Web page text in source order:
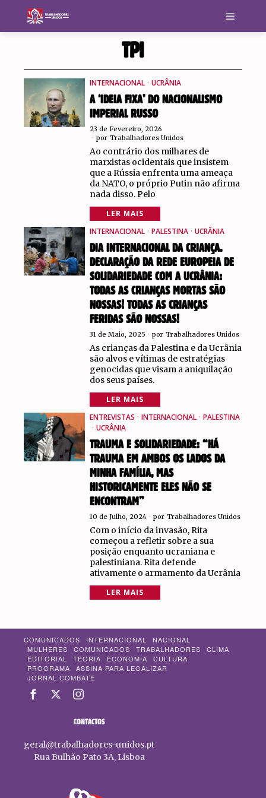
TPI
INTERNACIONAL · UCRÂNIA
A ‘IDEIA FIXA’ DO NACIONALISMO
IMPERIAL RUSSO
23 de Fevereiro, 2026
por Trabalhadores Unidos
Ao contrário dos milhares de
marxistas ocidentais que insistem
que a Rússia enfrenta uma ameaça
da NATO, o próprio Putin não afirma
nada disso. Pelo
LER MAIS
INTERNACIONAL · PALESTINA · UCRÂNIA
DIA INTERNACIONAL DA CRIANÇA.
DECLARAÇÃO DA REDE EUROPEIA DE
SOLIDARIEDADE COM A UCRÂNIA:
TODAS AS CRIANÇAS MORTAS SÃO
NOSSAS! TODAS AS CRIANÇAS
FERIDAS SÃO NOSSAS!
31 de Maio, 2025 por Trabalhadores Unidos
As crianças da Palestina e da Ucrânia
são alvos e vítimas de estratégias
genocidas que visam a aniquilação
dos seus países.
LER MAIS
ENTREVISTAS · INTERNACIONAL · PALESTINA
· UCRÂNIA
TRAUMA E SOLIDARIEDADE: “HÁ
TRAUMA EM AMBOS OS LADOS DA
MINHA FAMÍLIA, MAS
HISTORICAMENTE ELES NÃO SE
ENCONTRAM”
10 de Julho, 2024 por Trabalhadores Unidos
Com o início da invasão, Rita
começou a refletir sobre a sua
posição enquanto ucraniana e
palestiniana. Rita defende
ativamente o armamento da Ucrânia
LER MAIS
COMUNICADOS INTERNACIONAL
NACIONAL
MULHERES
COMUNICADOS TRABALHADORES
CLIMA
EDITORIAL
TEORIA ECONOMIA
CULTURA
PROGRAMA
ASSINA PARA LEGALIZAR
JORNAL COMBATE
CONTACTOS
geral@trabalhadores-unidos.pt
Rua Bulhão Pato 3A, Lisboa